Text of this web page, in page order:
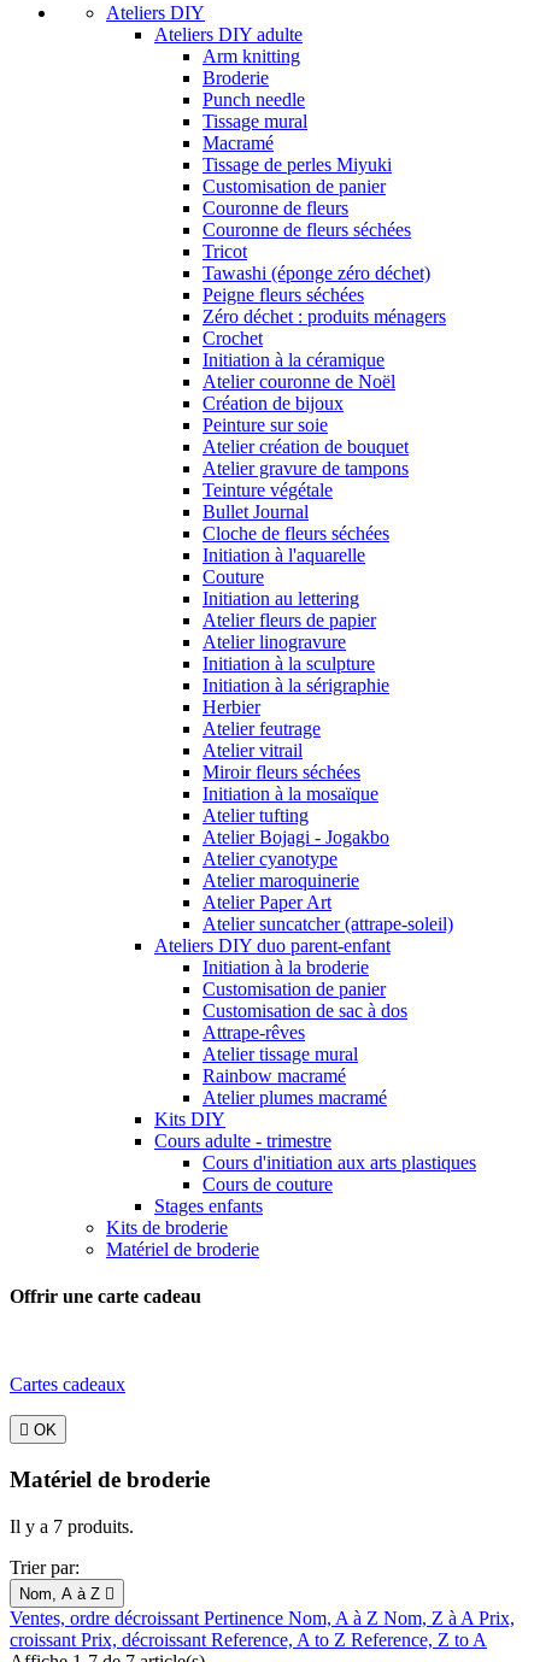
Ateliers DIY
Ateliers DIY adulte
Arm knitting
Broderie
Punch needle
Tissage mural
Macramé
Tissage de perles Miyuki
Customisation de panier
Couronne de fleurs
Couronne de fleurs séchées
Tricot
Tawashi (éponge zéro déchet)
Peigne fleurs séchées
Zéro déchet : produits ménagers
Crochet
Initiation à la céramique
Atelier couronne de Noël
Création de bijoux
Peinture sur soie
Atelier création de bouquet
Atelier gravure de tampons
Teinture végétale
Bullet Journal
Cloche de fleurs séchées
Initiation à l'aquarelle
Couture
Initiation au lettering
Atelier fleurs de papier
Atelier linogravure
Initiation à la sculpture
Initiation à la sérigraphie
Herbier
Atelier feutrage
Atelier vitrail
Miroir fleurs séchées
Initiation à la mosaïque
Atelier tufting
Atelier Bojagi - Jogakbo
Atelier cyanotype
Atelier maroquinerie
Atelier Paper Art
Atelier suncatcher (attrape-soleil)
Ateliers DIY duo parent-enfant
Initiation à la broderie
Customisation de panier
Customisation de sac à dos
Attrape-rêves
Atelier tissage mural
Rainbow macramé
Atelier plumes macramé
Kits DIY
Cours adulte - trimestre
Cours d'initiation aux arts plastiques
Cours de couture
Stages enfants
Kits de broderie
Matériel de broderie
Offrir une carte cadeau
Cartes cadeaux
 OK
Matériel de broderie
Il y a 7 produits.
Trier par:
Nom, A à Z 
Ventes, ordre décroissant Pertinence Nom, A à Z Nom, Z à A Prix,
croissant Prix, décroissant Reference, A to Z Reference, Z to A